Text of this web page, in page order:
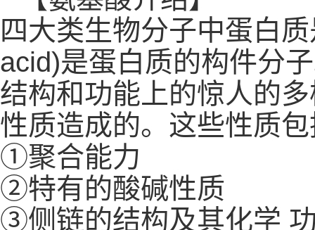
四大类生物分子中蛋白
acid)是蛋白质的构件分
结构和功能上的惊人的
性质造成的。这些性质
①聚合能力
②特有的酸碱性质
③侧链的结构及其化学